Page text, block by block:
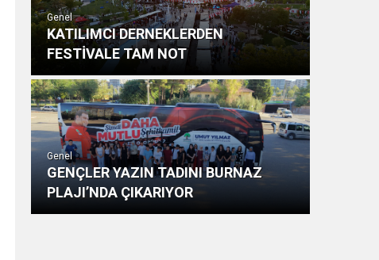
Genel
KATILIMCI DERNEKLERDEN
FESTİVALE TAM NOT
Genel
GENÇLER YAZIN TADINI BURNAZ
PLAJI’NDA ÇIKARIYOR